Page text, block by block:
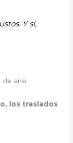
Y sí,
de aire
los traslados